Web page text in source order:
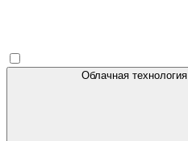
Облачная технология